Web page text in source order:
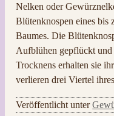
Nelken oder
Blütenknospen eines bis
Baumes. Die
Aufblühen gepflückt und
Trocknens erhalten sie
verlieren drei Viertel ihres
Veröffentlicht unter